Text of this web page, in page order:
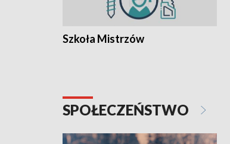
Szkoła Mistrzów
SPOŁECZEŃSTWO